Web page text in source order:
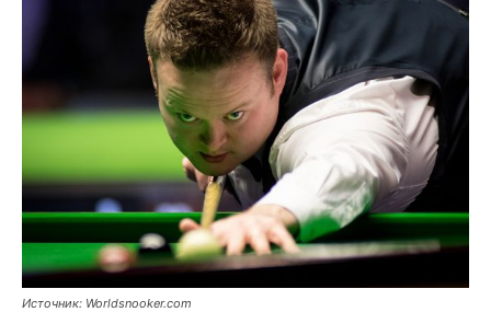
Источник: Worldsnooker.com